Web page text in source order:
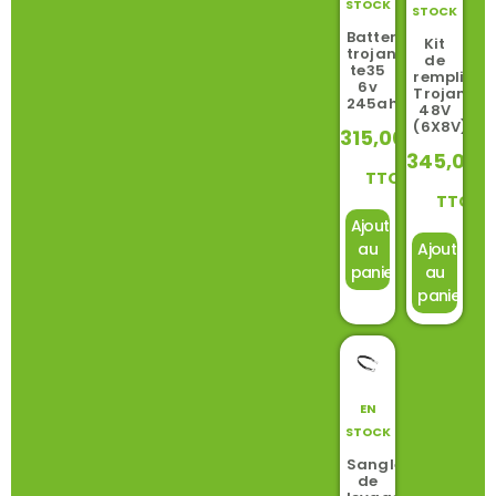
STOCK
Batterie
trojan
te35
6v
245ah
315,00 €
TTC
Ajouter
au
panier
STOCK
Kit
de
Trojan
48V
(6X8V)
345,00
TTC
Ajouter
au
panier
EN
STOCK
Sangle
de